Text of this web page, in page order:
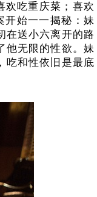
欢吃重庆菜；喜欢
始一一揭秘：妹
在送小六离开的路
他无限的性欲。妹
吃和性依旧是最底